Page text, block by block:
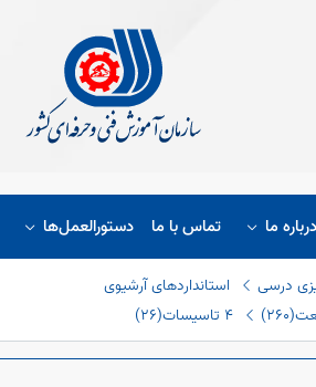
درباره ما تماس با ما دستورالعمل‌ها
درسی
استانداردهای آرشیوی
٤ تاسیسات(٢٦)